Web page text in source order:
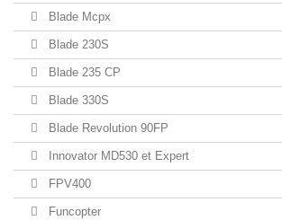
Blade Mcpx
Blade 230S
Blade 235 CP
Blade 330S
Blade Revolution 90FP
Innovator MD530 et Expert
FPV400
Funcopter